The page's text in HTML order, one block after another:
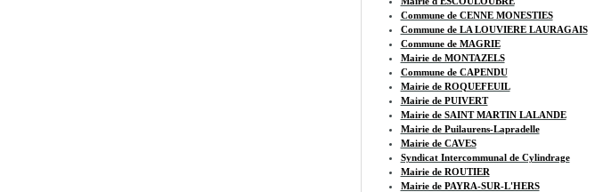
Commune de CENNE MONESTIES
Commune de LA LOUVIERE LAURAGAIS
Commune de MAGRIE
Mairie de MONTAZELS
Commune de CAPENDU
Mairie de ROQUEFEUIL
Mairie de PUIVERT
Mairie de SAINT MARTIN LALANDE
Mairie de Puilaurens-Lapradelle
Mairie de CAVES
Syndicat Intercommunal de Cylindrage
Mairie de ROUTIER
Mairie de PAYRA-SUR-L'HERS